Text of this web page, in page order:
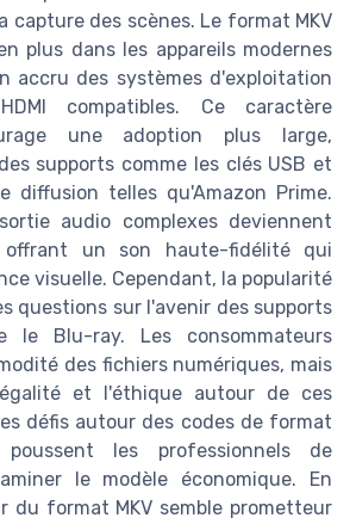
capture des scènes. Le format MKV
plus dans les appareils modernes
accru des systèmes d'exploitation
compatibles. Ce caractère
une adoption plus large,
supports comme les clés USB et
diffusion telles qu'Amazon Prime.
audio complexes deviennent
offrant un son haute-fidélité qui
visuelle. Cependant, la popularité
questions sur l'avenir des supports
le Blu-ray. Les consommateurs
des fichiers numériques, mais
et l'éthique autour de ces
défis autour des codes de format
les professionnels de
le modèle économique. En
du format MKV semble prometteur